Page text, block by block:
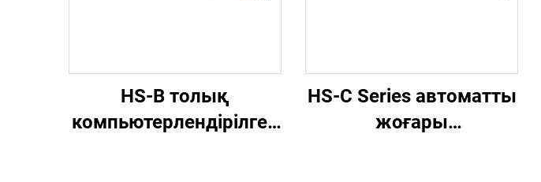
HS-B толық
компьютерлендірілген
HS-C Series автоматты
жоғары